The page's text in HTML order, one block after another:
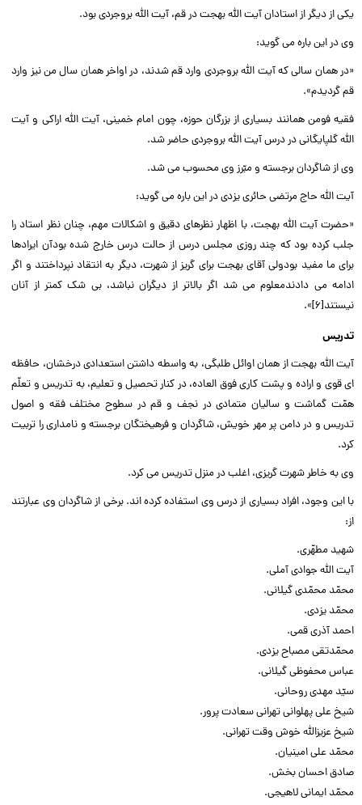
یکى از دیگر از استادان آیت الله بهجت در قم، آیت الله بروجردى بود.‌‌
وى در این باره مى گوید:‌‌
«در همان سالى که آیت الله بروجردى وارد قم شدند، در اواخر همان سال من نیز وارد
قم گردیدم».‌‌
فقیه فومن همانند بسیارى از بزرگان حوزه، چون امام خمینى، آیت الله اراکى و آیت
الله گلپایگانى در درس آیت الله بروجردى حاضر شد.‌‌
وى از شاگردان برجسته و مبّرز وى محسوب مى شد.‌‌
آیت الله حاج مرتضى حائرى یزدى در این باره مى گوید:‌‌
«حضرت آیت الله بهجت، با اظهار نظرهاى دقیق و اشکالات مهم، چنان نظر استاد را
جلب کرده بود که چند روزى مجلس درس از حالت درس خارج شده بودآن ایرادها
براى ما مفید بودولى آقاى بهجت براى گریز از شهرت، دیگر به انتقاد نپرداختند و اگر
ادامه مى دادندمعلوم مى شد اگر بالاتر از دیگران نباشد، بى شک کمتر از آنان
نیستند[۶]».‌‌
تدریس
آیت الله بهجت از همان اوائل طلبگى، به واسطه داشتن استعدادى درخشان، حافظه
اى قوى و اراده و پشت کارى فوق العاده، در کنار تحصیل و تعلیم، به تدریس و تعلّم
همّت گماشت و سالیان متمادى در نجف و قم در سطوح مختلف فقه و اصول
تدریس و در دامن پر مهر خویش، شاگردان و فرهیختگان برجسته و نامدارى را تربیت
کرد.‌‌
وى به خاطر شهرت گریزى، اغلب در منزل تدریس مى کرد.‌‌
با این وجود، افراد بسیارى از درس وى استفاده کرده اند. برخى از شاگردان وى عبارتند
از:‌‌
شهید مطهّرى.‌‌
آیت الله جوادى آملى.‌‌
محمّد محمّدى گیلانى.‌‌
محمّد یزدى.‌‌
احمد آذرى قمى.‌‌
محمّدتقى مصباح یزدى.‌‌
عباس محفوظى گیلانى.‌‌
سیّد مهدى روحانى.‌‌
شیخ على پهلوانى تهرانى سعادت پرور.‌‌
شیخ عزیزالله خوش وقت تهرانى.‌‌
محمّد على امینیان.‌‌
صادق احسان بخش.‌‌
محمّد ایمانى لاهیجى.‌‌